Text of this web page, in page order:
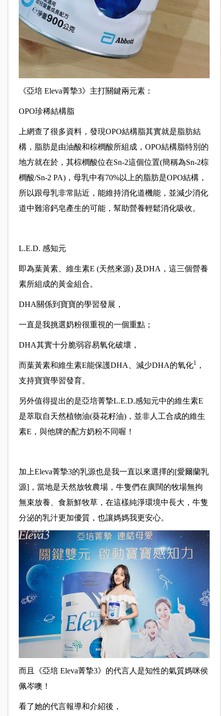
《亞培 Eleva菁摯3》主打關鍵兩元素：
OPO珍稀結構脂
上網查了很多資料，發現OPO結構脂其實就是脂肪結
構，脂肪是由油酸和棕櫚酸所組成，OPO結構脂特別的
地方就在於，其棕櫚酸位在Sn-2這個位置(簡稱為Sn-2棕
櫚酸/Sn-2 PA)，母乳中有70%以上的脂肪是OPO結構，
所以跟母乳非常貼近，能維持消化道機能，並減少消化
道中難溶鈣皂產生的可能，幫助營養輕鬆消化吸收。
L.E.D. 感知元
即為葉黃素、維生素E (天然來源) 及DHA，這三個營養
素所組成的黃金組合。
DHA關係到寶寶的學習發展，
一直是我挑選奶粉很重視的一個重點；
DHA其實十分脆弱容易氧化破壞，
而葉黃素和維生素E能保護DHA、減少DHA的氧化1，
支持寶寶學習發育。
另外值得提出的是亞培菁摯L.E.D.感知元中的維生素E
是萃取自天然植物油(葵花籽油)，並非人工合成的維生
素E，與他牌的配方奶粉不同喔！
加上Eleva菁摯3的乳源也是我一直以來選擇的[愛爾蘭乳
源]，當地是天然放牧農場，牛隻們在廣闊的牧場無拘
無束放養、食新鮮牧草，在這樣純淨環境中長大，牛隻
分泌的乳汁更加優質，也讓媽媽我更安心。
而且《亞培 Eleva菁摯3》的代言人是知性的氣質媽咪侯
佩岑噢！
看了她的代言報導和介紹後，